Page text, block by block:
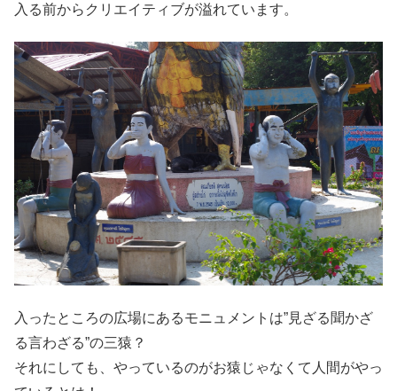
入る前からクリエイティブが溢れています。
入ったところの広場にあるモニュメントは”見ざる聞かざ
る言わざる”の三猿？
それにしても、やっているのがお猿じゃなくて人間がやっ